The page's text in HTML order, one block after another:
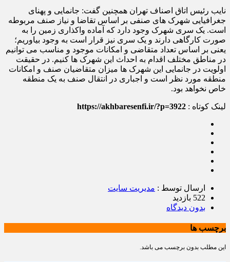
نایب رئیس اتاق اصناف تهران همچنین گفت: جانمایی و پهنای
جغرافیایی شهرک های صنفی بر اساس تقاضا و نیاز صنف مربوطه
است. یک سری شهرک وجود دارد که آماده واکذاری زمین را به
صورت کارگاهی دارند و یک سری نیز قرار است به وجود بیاوریم؛
یعنی بر اساس تعداد متقاضی و امکانات موجود و مناسب می توانیم
در مناطق مختلف اقدام به احداث این شهرک ها کنیم. در حقیقت
اولویت در جانمایی این شهرک ها میزان متقاضیان صنف و امکانات
منطقه مورد نظر است و اجباری در انتقال صنف به یک منطقه
خاص نخواهد بود.
لینک کوتاه : https://akhbaresenfi.ir/?p=3922
ارسال توسط : مدیریت سایت
522 بازدید
بدون دیدگاه
برچسب ها
این مطلب بدون برچسب می باشد.